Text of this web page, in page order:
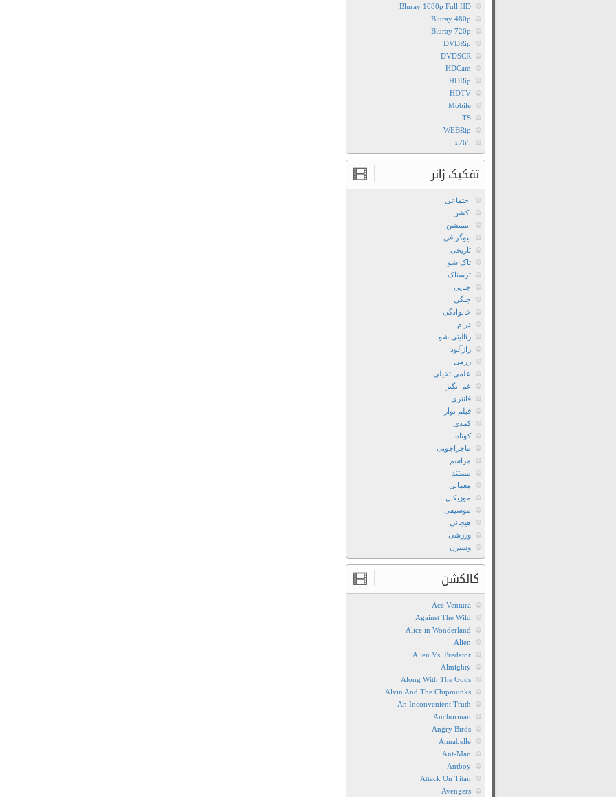
Bluray 1080p Full HD
Bluray 480p
Bluray 720p
DVDRip
DVDSCR
HDCam
HDRip
HDTV
Mobile
TS
WEBRip
x265
تفکیک ژانر
اجتماعی
اکشن
انیمیشن
بیوگرافی
تاریخی
تاک شو
ترسناک
جنایی
جنگی
خانوادگی
درام
رئالیتی شو
رازآلود
رزمی
علمی تخیلی
غم انگیز
فانتزی
فیلم نوآر
کمدی
کوتاه
ماجراجویی
مراسم
مستند
معمایی
موزیکال
موسیقی
هیجانی
ورزشی
وسترن
کالکشن
Ace Ventura
Against The Wild
Alice in Wonderland
Alien
Alien Vs. Predator
Almighty
Along With The Gods
Alvin And The Chipmunks
An Inconvenient Truth
Anchorman
Angry Birds
Annabelle
Ant-Man
Antboy
Attack On Titan
Avengers